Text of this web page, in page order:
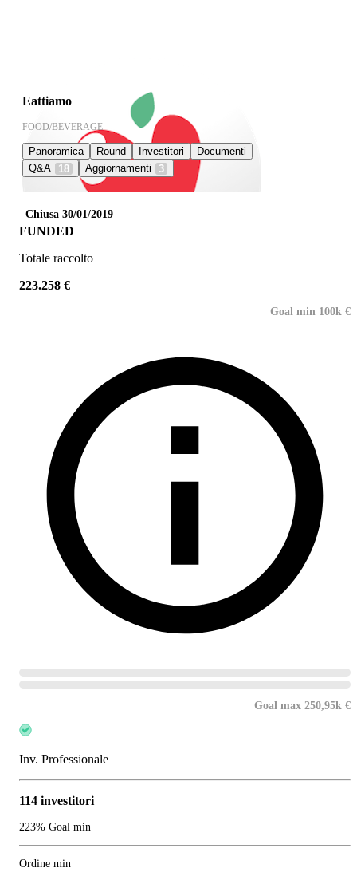
Eattiamo
FOOD/BEVERAGE
Panoramica Round Investitori
Documenti
Q&A
18 Aggiornamenti 3
Chiusa 30/01/2019
FUNDED
Totale raccolto
223.258 €
Goal min 100k €
Goal max 250,95k €
Inv. Professionale
114 investitori
223% Goal min
Ordine min